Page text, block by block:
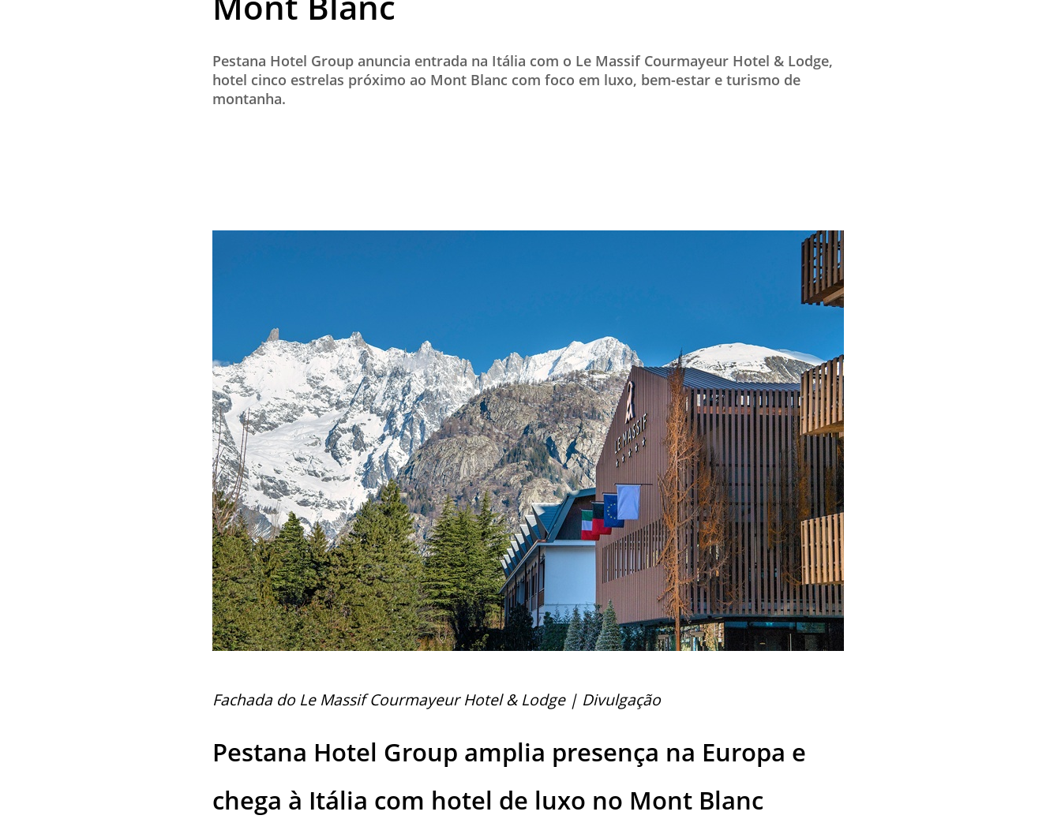
PARCEIROS
Pestana Hotel Group anuncia entrada na Itália com o Le Massif Courmayeur Hotel & Lodge,
hotel cinco estrelas próximo ao Mont Blanc com foco em luxo, bem-estar e turismo de
montanha.
Fachada do Le Massif Courmayeur Hotel & Lodge | Divulgação
Pestana Hotel Group amplia presença na Europa e
chega à Itália com hotel de luxo no Mont Blanc